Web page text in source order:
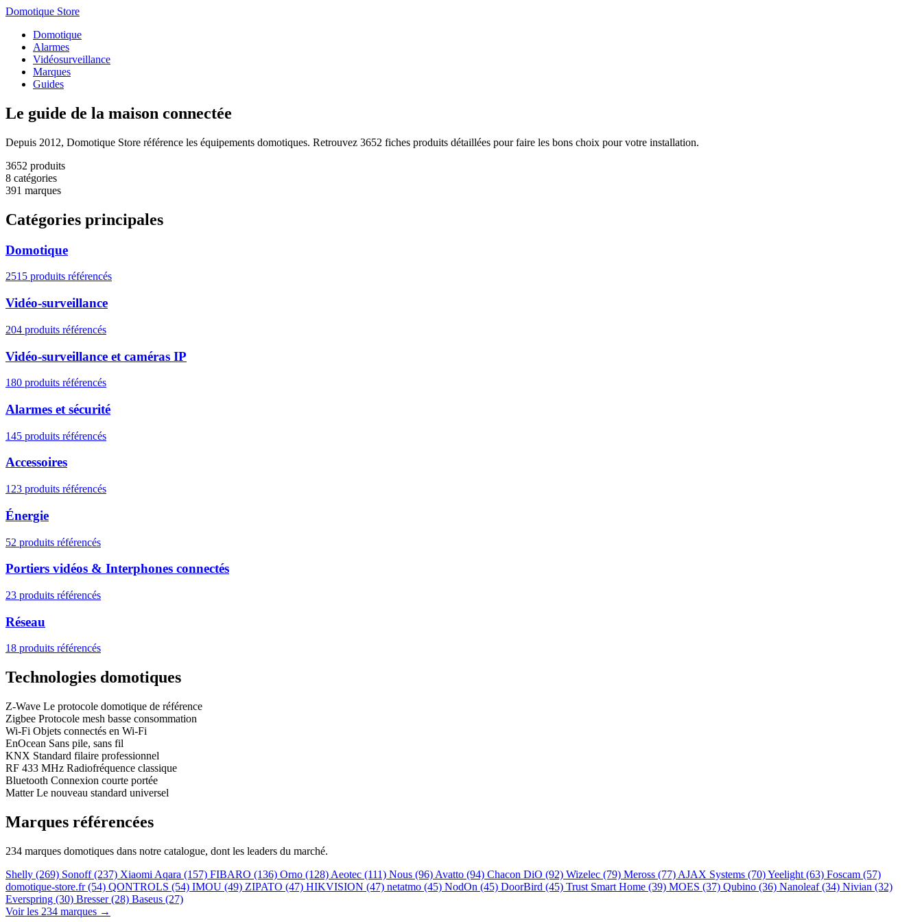
Domotique Store
Domotique
Alarmes
Vidéosurveillance
Marques
Guides
Le guide de la maison connectée
Depuis 2012, Domotique Store référence les équipements domotiques. Retrouvez 3652 fiches produits détaillées pour faire les bons choix pour votre installation.
3652 produits
8 catégories
391 marques
Catégories principales
Domotique
2515 produits référencés
Vidéo-surveillance
204 produits référencés
Vidéo-surveillance et caméras IP
180 produits référencés
Alarmes et sécurité
145 produits référencés
Accessoires
123 produits référencés
Énergie
52 produits référencés
Portiers vidéos & Interphones connectés
23 produits référencés
Réseau
18 produits référencés
Technologies domotiques
Z-Wave Le protocole domotique de référence
Zigbee Protocole mesh basse consommation
Wi-Fi Objets connectés en Wi-Fi
EnOcean Sans pile, sans fil
KNX Standard filaire professionnel
RF 433 MHz Radiofréquence classique
Bluetooth Connexion courte portée
Matter Le nouveau standard universel
Marques référencées
234 marques domotiques dans notre catalogue, dont les leaders du marché.
Shelly (269) Sonoff(237) Xiaomi Aqara (157) FIBARO (136) Orno (128) Aeotec (111) Nous (96) Avatto (94) Chacon DiO (92) Wizelec (79) Meross (77) AJAX Systems (70)Yeelight (63) Foscam (57)
domotique-store.fr(54) QONTROLS (54) IMOU (49) ZIPATO (47) HIKVISION (47) netatmo (45) NodOn (45) DoorBird (45) Trust Smart Home (39) MOES (37) Qubino (36) Nanoleaf(34) Nivian (32)
Everspring (30) Bresser(28) Baseus (27)
Voir les 234 marques →